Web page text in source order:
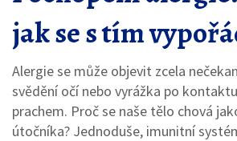
jak se s tím
Alergie se může objevit zcela
svědění očí nebo vyrážka po
prachem. Proč se naše tělo chová
útočníka? Jednoduše, imunitní